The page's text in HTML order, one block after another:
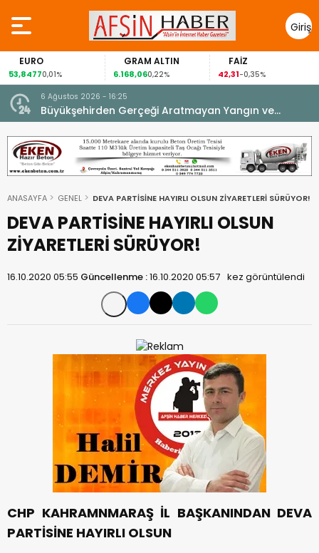
Giriş
Yap
EURO
53,84770,01%
GRAM ALTIN
6.168,060,22%
FAİZ
42,31-0,35%
6 Ağustos 2026 - 16:25
Büyükşehirden Gerçeği Aratmayan Yangın ve
Kurtarma Tatbikatı.
ANASAYFA GENEL DEVA PARTİSİNE HAYIRLI OLSUN ZİYARETLERİ SÜRÜYOR!
DEVA PARTİSİNE HAYIRLI OLSUN
ZİYARETLERİ SÜRÜYOR!
16.10.2020 05:55 Güncellenme :16.10.2020 05:57 kez görüntülendi
CHP KAHRAMNMARAŞ İL BAŞKANINDAN DEVA
PARTİSİNE HAYIRLI OLSUN